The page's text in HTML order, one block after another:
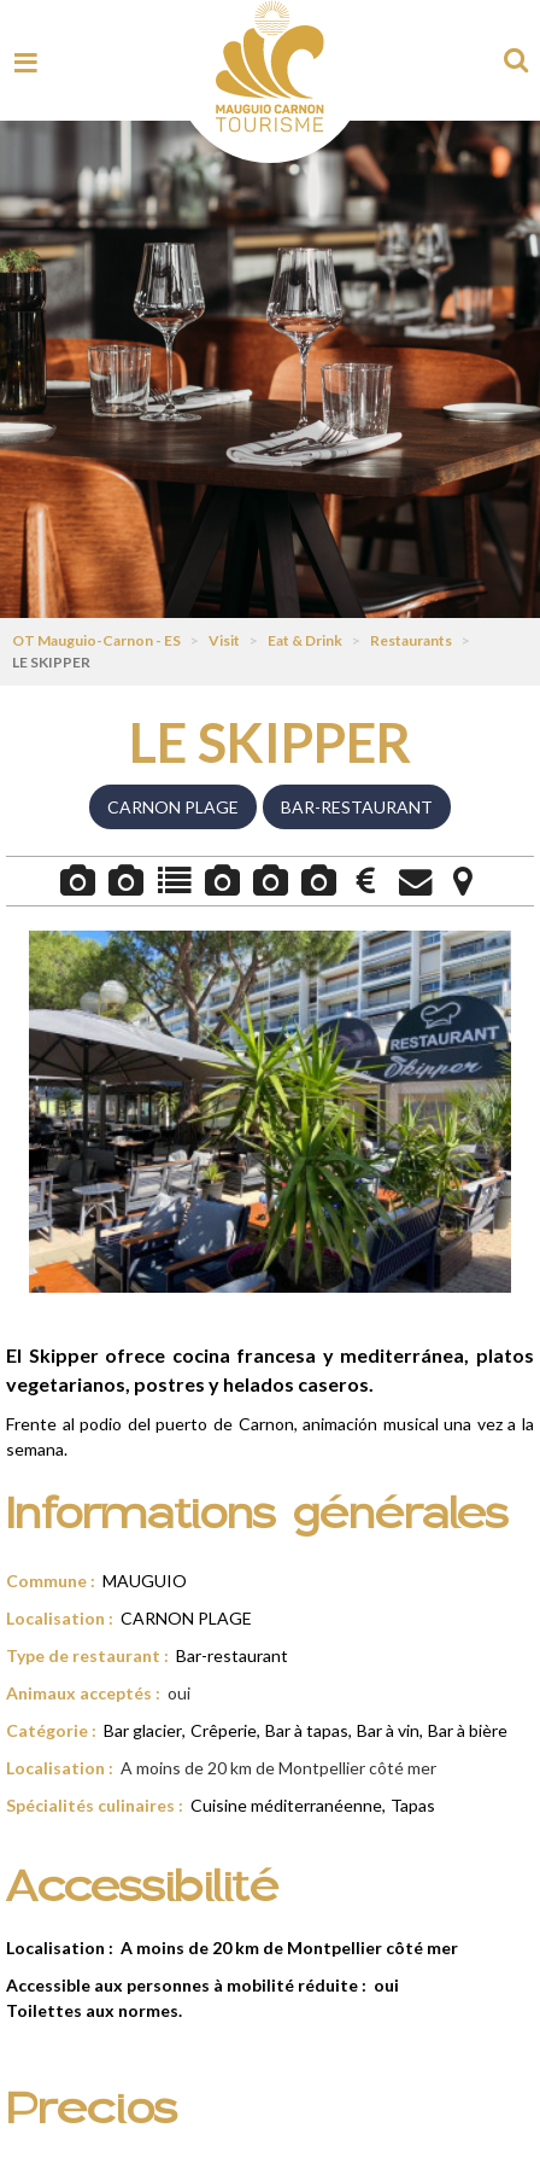
OT Mauguio-Carnon - ES > Visit > Eat & Drink > Restaurants >
LE SKIPPER
LE SKIPPER
CARNON PLAGE BAR-RESTAURANT
Presentación
El Skipper ofrece cocina francesa y mediterránea, platos
vegetarianos, postres y helados caseros.
Frente al podio del puerto de Carnon, animación musical una vez a la
semana.
Informations générales
Commune : MAUGUIO
Localisation : CARNON PLAGE
Type de restaurant : Bar-restaurant
Animaux acceptés : oui
Catégorie : Bar glacier Crêperie Bar à tapas Bar à vin Bar à bière
Localisation : A moins de 20 km de Montpellier côté mer
Spécialités culinaires : Cuisine méditerranéenne Tapas
Accessibilité
Localisation : A moins de 20 km de Montpellier côté mer
Accessible aux personnes à mobilité réduite : oui
Toilettes aux normes.
Precios